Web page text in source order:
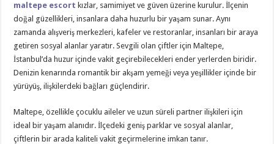
maltepe escort kızlar, samimiyet ve güven üzerine kurulur. İlçenin
doğal güzellikleri, insanlara daha huzurlu bir yaşam sunar. Aynı
zamanda alışveriş merkezleri, kafeler ve restoranlar, insanları bir araya
getiren sosyal alanlar yaratır. Sevgili olan çiftler için Maltepe,
İstanbul’da huzur içinde vakit geçirebilecekleri ender yerlerden biridir.
Denizin kenarında romantik bir akşam yemeği veya yeşillikler içinde bir
yürüyüş, ilişkilerdeki bağları güçlendirir.
Maltepe, özellikle çocuklu aileler ve uzun süreli partner ilişkileri için
ideal bir yaşam alanıdır. İlçedeki geniş parklar ve sosyal alanlar,
çiftlerin bir arada kaliteli vakit geçirmelerine imkan tanır.